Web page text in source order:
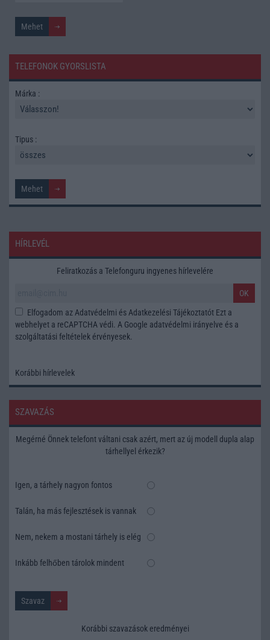
TELEFONOK GYORSLISTA
Márka :
Tipus :
HÍRLEVÉL
Feliratkozás a Telefonguru ingyenes hírlevelére
OK
Elfogadom az Adatvédelmi és Adatkezelési Tájékoztatót Ezt a
webhelyet a reCAPTCHA védi. A Google adatvédelmi irányelve és a
szolgáltatási feltételek érvényesek.
Korábbi hírlevelek
SZAVAZÁS
Megérné Önnek telefont váltani csak azért, mert az új modell dupla alap
tárhellyel érkezik?
Igen, a tárhely nagyon fontos
Talán, ha más fejlesztések is vannak
Nem, nekem a mostani tárhely is elég
Inkább felhőben tárolok mindent
Korábbi szavazások eredményei